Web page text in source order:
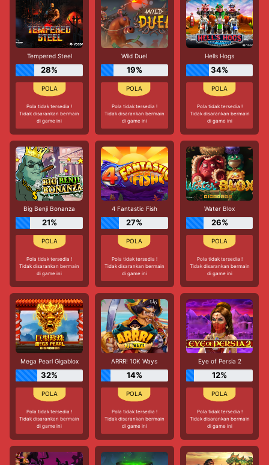
Tempered Steel
28%
Pola tidak tersedia !
Tidak disarankan bermain
di game ini
Wild Duel
19%
Pola tidak tersedia !
Tidak disarankan bermain
di game ini
Hells Hogs
34%
Pola tidak tersedia !
Tidak disarankan bermain
di game ini
Big Benji Bonanza
21%
Pola tidak tersedia !
Tidak disarankan bermain
di game ini
4 Fantastic Fish
27%
Pola tidak tersedia !
Tidak disarankan bermain
di game ini
Water Blox
26%
Pola tidak tersedia !
Tidak disarankan bermain
di game ini
Mega Pearl Gigablox
32%
Pola tidak tersedia !
Tidak disarankan bermain
di game ini
ARRR! 10K Ways
14%
Pola tidak tersedia !
Tidak disarankan bermain
di game ini
Eye of Persia 2
12%
Pola tidak tersedia !
Tidak disarankan bermain
di game ini